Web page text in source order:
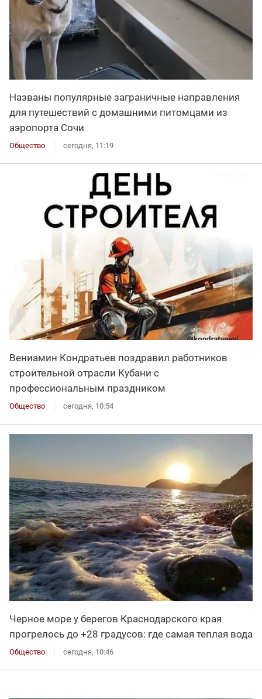
Названы популярные заграничные направления
для путешествий с домашними питомцами из
аэропорта Сочи
Общество сегодня, 11:19
Вениамин Кондратьев поздравил работников
строительной отрасли Кубани с
профессиональным праздником
Общество сегодня, 10:54
Черное море у берегов Краснодарского края
прогрелось до +28 градусов: где самая теплая вода
Общество сегодня, 10:46